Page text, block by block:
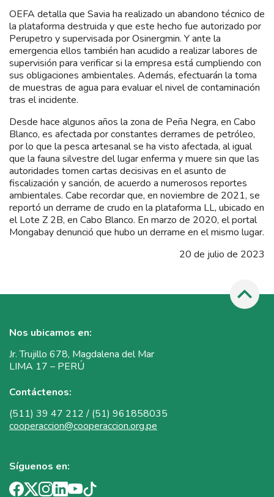
OEFA detalla que Savia ha realizado un abandono técnico de
la plataforma destruida y que este hecho fue autorizado por
Perupetro y supervisada por Osinergmin. Y ante la
emergencia ellos también han acudido a realizar labores de
supervisión para verificar si la empresa está cumpliendo con
sus obligaciones ambientales. Además, efectuarán la toma
de muestras de agua para evaluar el nivel de contaminación
tras el incidente.
Desde hace algunos años la zona de Peña Negra, en Cabo
Blanco, es afectada por constantes derrames de petróleo,
por lo que la pesca artesanal se ha visto afectada, al igual
que la fauna silvestre del lugar enferma y muere sin que las
autoridades tomen cartas decisivas en el asunto de
fiscalización y sanción, de acuerdo a numerosos reportes
ambientales. Cabe recordar que, en noviembre de 2021, se
reportó un derrame de crudo en la plataforma LL, ubicado en
el Lote Z 2B, en Cabo Blanco. En marzo de 2020, el portal
Mongabay denunció que hubo un derrame en el mismo lugar.
20 de julio de 2023
Nos ubicamos en:
Jr. Trujillo 678, Magdalena del Mar
LIMA 17 – PERÚ
Contáctenos:
(511) 39 47 212 / (51) 961858035
cooperaccion@cooperaccion.org.pe
Síguenos en: